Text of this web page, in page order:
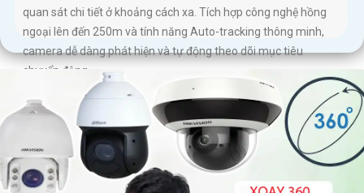
quan sát chi tiết ở khoảng cách xa. Tích hợp công nghệ hồng
ngoại lên đến 250m và tính năng Auto-tracking thông minh,
camera dễ dàng phát hiện và tự động theo dõi mục tiêu
chuyển động